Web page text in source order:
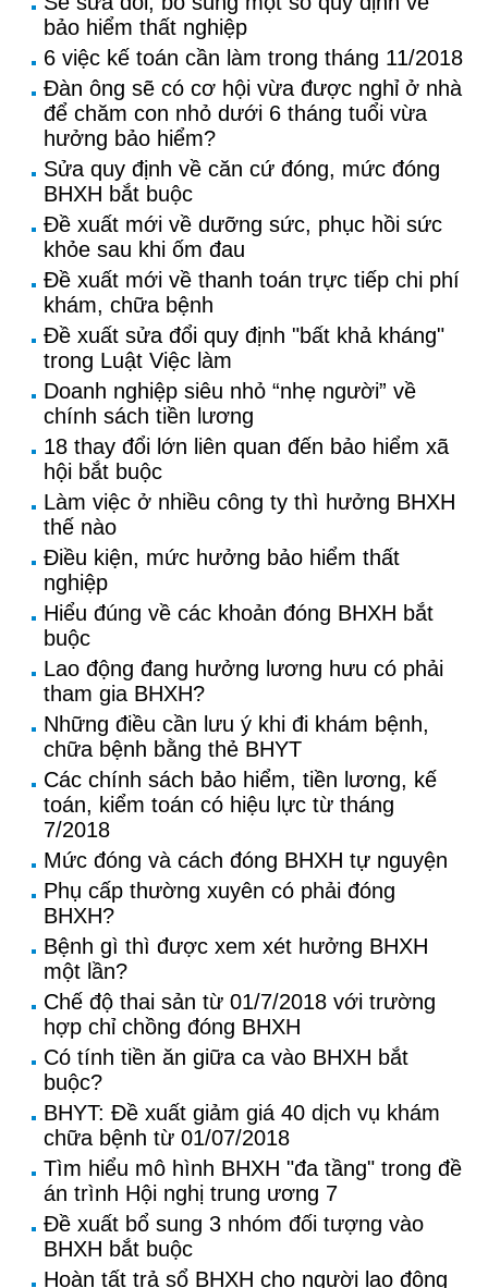
bảo hiểm thất nghiệp
6 việc kế toán cần làm trong tháng 11/2018
Đàn ông sẽ có cơ hội vừa được nghỉ ở nhà
để chăm con nhỏ dưới 6 tháng tuổi vừa
hưởng bảo hiểm?
Sửa quy định về căn cứ đóng, mức đóng
BHXH bắt buộc
Đề xuất mới về dưỡng sức, phục hồi sức
khỏe sau khi ốm đau
Đề xuất mới về thanh toán trực tiếp chi phí
khám, chữa bệnh
Đề xuất sửa đổi quy định "bất khả kháng"
trong Luật Việc làm
Doanh nghiệp siêu nhỏ “nhẹ người” về
chính sách tiền lương
18 thay đổi lớn liên quan đến bảo hiểm xã
hội bắt buộc
Làm việc ở nhiều công ty thì hưởng BHXH
thế nào
Điều kiện, mức hưởng bảo hiểm thất
nghiệp
Hiểu đúng về các khoản đóng BHXH bắt
buộc
Lao động đang hưởng lương hưu có phải
tham gia BHXH?
Những điều cần lưu ý khi đi khám bệnh,
chữa bệnh bằng thẻ BHYT
Các chính sách bảo hiểm, tiền lương, kế
toán, kiểm toán có hiệu lực từ tháng
7/2018
Mức đóng và cách đóng BHXH tự nguyện
Phụ cấp thường xuyên có phải đóng
BHXH?
Bệnh gì thì được xem xét hưởng BHXH
một lần?
Chế độ thai sản từ 01/7/2018 với trường
hợp chỉ chồng đóng BHXH
Có tính tiền ăn giữa ca vào BHXH bắt
buộc?
BHYT: Đề xuất giảm giá 40 dịch vụ khám
chữa bệnh từ 01/07/2018
Tìm hiểu mô hình BHXH "đa tầng" trong đề
án trình Hội nghị trung ương 7
Đề xuất bổ sung 3 nhóm đối tượng vào
BHXH bắt buộc
Hoàn tất trả sổ BHXH cho người lao động